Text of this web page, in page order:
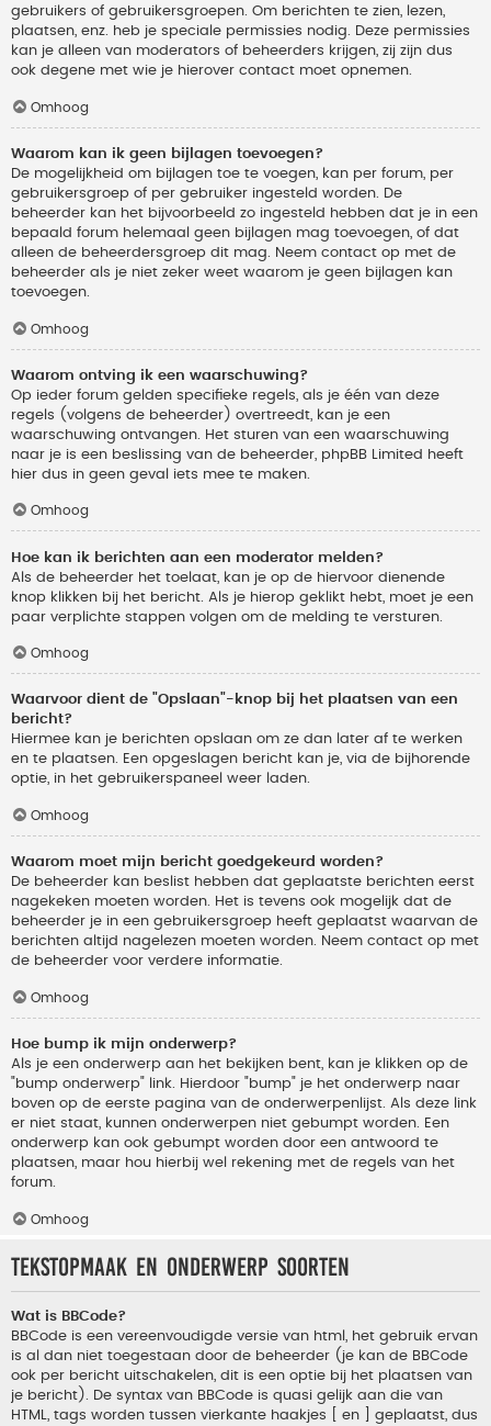
gebruikers of gebruikersgroepen. Om berichten te zien, lezen,
plaatsen, enz. heb je speciale permissies nodig. Deze permissies
kan je alleen van moderators of beheerders krijgen, zij zijn dus
ook degene met wie je hierover contact moet opnemen.
Omhoog
Waarom kan ik geen bijlagen toevoegen?
De mogelijkheid om bijlagen toe te voegen, kan per forum, per
gebruikersgroep of per gebruiker ingesteld worden. De
beheerder kan het bijvoorbeeld zo ingesteld hebben dat je in een
bepaald forum helemaal geen bijlagen mag toevoegen, of dat
alleen de beheerdersgroep dit mag. Neem contact op met de
beheerder als je niet zeker weet waarom je geen bijlagen kan
toevoegen.
Omhoog
Waarom ontving ik een waarschuwing?
Op ieder forum gelden specifieke regels, als je één van deze
regels (volgens de beheerder) overtreedt, kan je een
waarschuwing ontvangen. Het sturen van een waarschuwing
naar je is een beslissing van de beheerder, phpBB Limited heeft
hier dus in geen geval iets mee te maken.
Omhoog
Hoe kan ik berichten aan een moderator melden?
Als de beheerder het toelaat, kan je op de hiervoor dienende
knop klikken bij het bericht. Als je hierop geklikt hebt, moet je een
paar verplichte stappen volgen om de melding te versturen.
Omhoog
Waarvoor dient de "Opslaan"-knop bij het plaatsen van een
bericht?
Hiermee kan je berichten opslaan om ze dan later af te werken
en te plaatsen. Een opgeslagen bericht kan je, via de bijhorende
optie, in het gebruikerspaneel weer laden.
Omhoog
Waarom moet mijn bericht goedgekeurd worden?
De beheerder kan beslist hebben dat geplaatste berichten eerst
nagekeken moeten worden. Het is tevens ook mogelijk dat de
beheerder je in een gebruikersgroep heeft geplaatst waarvan de
berichten altijd nagelezen moeten worden. Neem contact op met
de beheerder voor verdere informatie.
Omhoog
Hoe bump ik mijn onderwerp?
Als je een onderwerp aan het bekijken bent, kan je klikken op de
"bump onderwerp" link. Hierdoor "bump" je het onderwerp naar
boven op de eerste pagina van de onderwerpenlijst. Als deze link
er niet staat, kunnen onderwerpen niet gebumpt worden. Een
onderwerp kan ook gebumpt worden door een antwoord te
plaatsen, maar hou hierbij wel rekening met de regels van het
forum.
Omhoog
Tekstopmaak en onderwerp soorten
Wat is BBCode?
BBCode is een vereenvoudigde versie van html, het gebruik ervan
is al dan niet toegestaan door de beheerder (je kan de BBCode
ook per bericht uitschakelen, dit is een optie bij het plaatsen van
je bericht). De syntax van BBCode is quasi gelijk aan die van
HTML, tags worden tussen vierkante haakjes [ en ] geplaatst, dus